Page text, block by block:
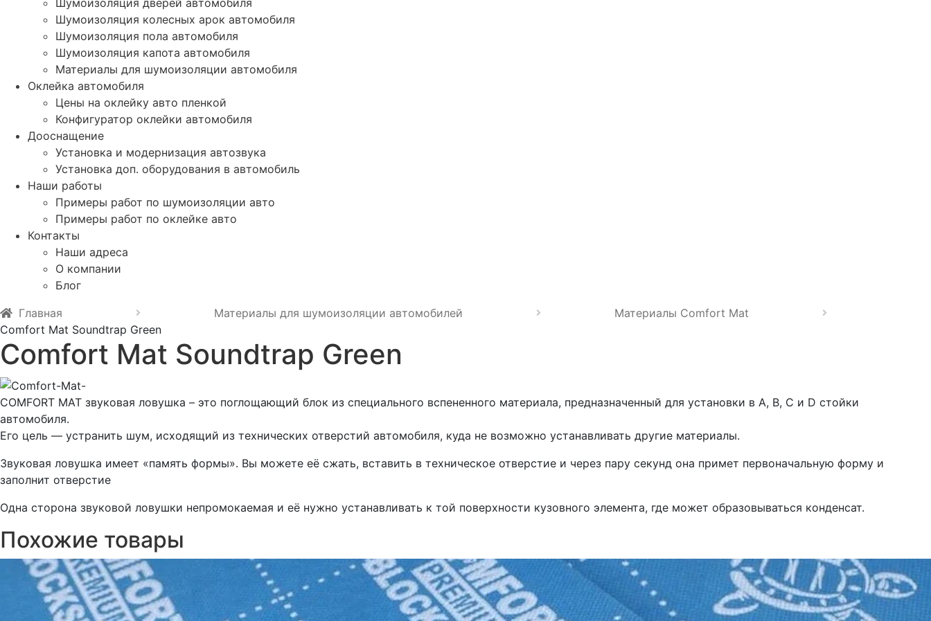
Шумоизоляция колесных арок автомобиля
Шумоизоляция пола автомобиля
Шумоизоляция капота автомобиля
Материалы для шумоизоляции автомобиля
Оклейка автомобиля
Цены на оклейку авто пленкой
Конфигуратор оклейки автомобиля
Дооснащение
Установка и модернизация автозвука
Установка доп. оборудования в автомобиль
Наши работы
Примеры работ по шумоизоляции авто
Примеры работ по оклейке авто
Контакты
Наши адреса
О компании
Блог
Главная
Материалы для шумоизоляции автомобилей
Материалы Comfort Mat
Comfort Mat Soundtrap Green
Comfort Mat Soundtrap Green
COMFORT MAT звуковая ловушка – это поглощающий блок из специального вспененного материала, предназначенный для установки в A, B, C и D стойки
автомобиля.
Его цель — устранить шум, исходящий из технических отверстий автомобиля, куда не возможно устанавливать другие материалы.
Звуковая ловушка имеет «память формы». Вы можете её сжать, вставить в техническое отверстие и через пару секунд она примет первоначальную форму и
заполнит отверстие
Одна сторона звуковой ловушки непромокаемая и её нужно устанавливать к той поверхности кузовного элемента, где может образовываться конденсат.
Похожие товары